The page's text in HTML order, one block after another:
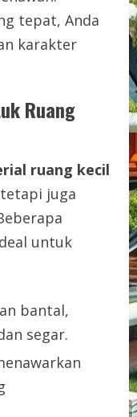
tepat, Anda
karakter
Ruang
ruang kecil
juga
untuk
bantal,
segar.